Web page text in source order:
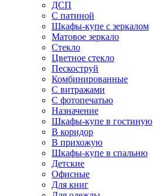
ДСП
С патиной
Шкафы-купе с зеркалом
Матовое зеркало
Стекло
Цветное стекло
Пескоструй
Комбинированные
С витражами
С фотопечатью
Назначение
Шкафы-купе в гостиную
В коридор
В прихожую
Шкафы-купе в спальню
Детские
Офисные
Для книг